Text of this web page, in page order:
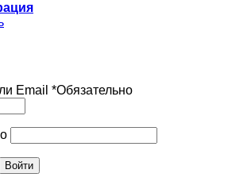
Email *Обязательно
Войти